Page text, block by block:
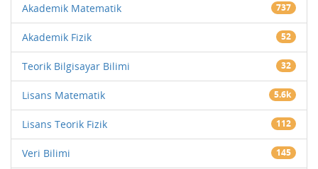
Akademik Matematik 737
Akademik Fizik 52
Teorik Bilgisayar Bilimi 32
Lisans Matematik 5.6k
Lisans Teorik Fizik 112
Veri Bilimi 145